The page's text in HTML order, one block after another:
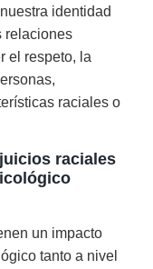
identidad
relaciones
el respeto, la
raciales o
raciales
un impacto
tanto a nivel